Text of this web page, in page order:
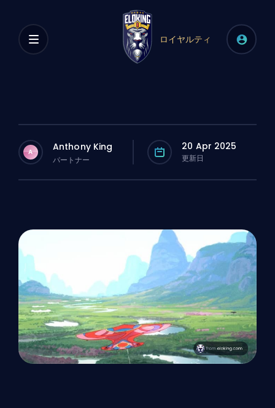
ロイヤルティ
A Anthony King
パートナー
20 Apr 2025
更新日